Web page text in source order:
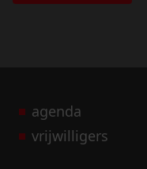
agenda
vrijwilligers